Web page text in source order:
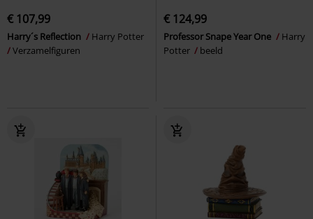
€ 107,99
Harry´s Reflection
Harry Potter
Verzamelfiguren
€ 124,99
Professor Snape Year One
Harry
Potter
beeld